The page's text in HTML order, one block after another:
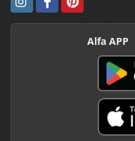
Alfa APP